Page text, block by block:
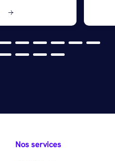
Nos services